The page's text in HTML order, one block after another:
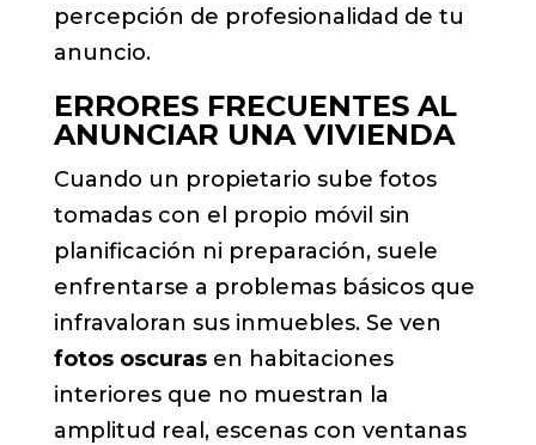
percepción de profesionalidad de tu
anuncio.
ERRORES FRECUENTES AL
ANUNCIAR UNA VIVIENDA
Cuando un propietario sube fotos
tomadas con el propio móvil sin
planificación ni preparación, suele
enfrentarse a problemas básicos que
infravaloran sus inmuebles. Se ven
fotos oscurasen habitaciones
interiores que no muestran la
amplitud real, escenas con ventanas